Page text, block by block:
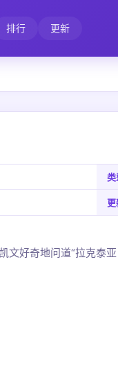
排行 更新
类
更
好奇地问道“拉克泰